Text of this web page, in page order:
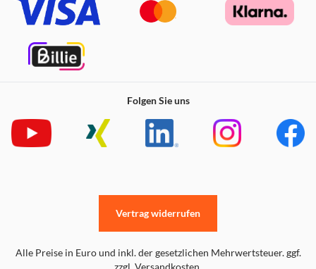
Folgen Sie uns
Alle Preise in Euro und inkl. der gesetzlichen Mehrwertsteuer. ggf.
zzgl. Versandkosten.
Vertrag widerrufen